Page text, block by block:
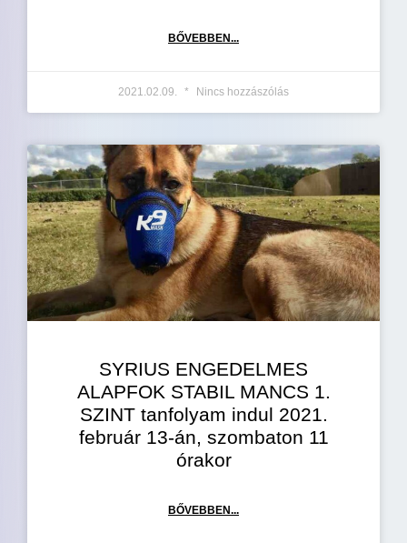
BŐVEBBEN...
2021.02.09. Nincs hozzászólás
SYRIUS ENGEDELMES
ALAPFOK STABIL MANCS 1.
SZINT tanfolyam indul 2021.
február 13-án, szombaton 11
órakor
BŐVEBBEN...